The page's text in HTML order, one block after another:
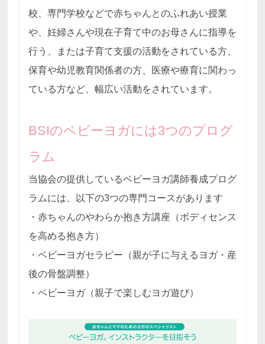
校、専門学校などで赤ちゃんとのふれあい授業
や、妊婦さんや現在子育て中のお母さんに指導を
行う、または子育て支援の活動をされている方、
保育や幼児教育関係者の方、医療や療育に関わっ
ている方など、幅広い活動をされています。
BSIのベビーヨガには3つのプログ
ラム
当協会の提供しているベビーヨガ講師養成プログ
ラムには、以下の3つの専門コースがあります
・赤ちゃんのやわらか抱き方講座（ボディセンス
を高める抱き方）
・ベビーヨガセラピー（親が子に与えるヨガ・産
後の骨盤調整）
・ベビーヨガ（親子で楽しむヨガ遊び）